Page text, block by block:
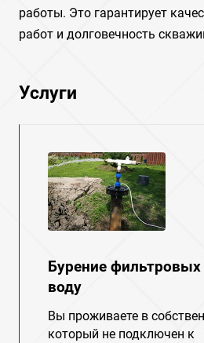
работы. Это гарантирует
работ и долговечность
Услуги
Бурение
воду
Вы проживаете в
который не подключен к